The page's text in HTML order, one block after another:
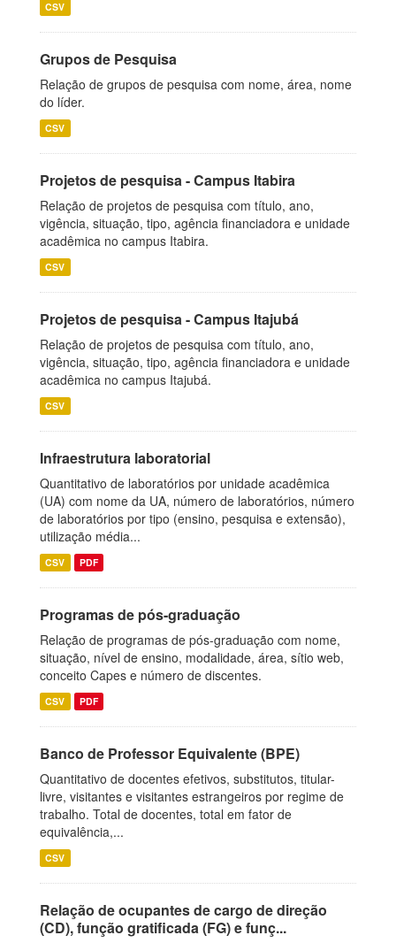
CSV
Grupos de Pesquisa
Relação de grupos de pesquisa com nome, área, nome
do líder.
CSV
Projetos de pesquisa - Campus Itabira
Relação de projetos de pesquisa com título, ano,
vigência, situação, tipo, agência financiadora e unidade
acadêmica no campus Itabira.
CSV
Projetos de pesquisa - Campus Itajubá
Relação de projetos de pesquisa com título, ano,
vigência, situação, tipo, agência financiadora e unidade
acadêmica no campus Itajubá.
CSV
Infraestrutura laboratorial
Quantitativo de laboratórios por unidade acadêmica
(UA) com nome da UA, número de laboratórios, número
de laboratórios por tipo (ensino, pesquisa e extensão),
utilização média...
CSV PDF
Programas de pós-graduação
Relação de programas de pós-graduação com nome,
situação, nível de ensino, modalidade, área, sítio web,
conceito Capes e número de discentes.
CSV PDF
Banco de Professor Equivalente (BPE)
Quantitativo de docentes efetivos, substitutos, titular-
livre, visitantes e visitantes estrangeiros por regime de
trabalho. Total de docentes, total em fator de
equivalência,...
CSV
Relação de ocupantes de cargo de direção
(CD), função gratificada (FG) e funç...